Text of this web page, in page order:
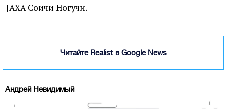
JAXA Соичи Ногучи.
Читайте Realist в Google News
Андрей Невидимый